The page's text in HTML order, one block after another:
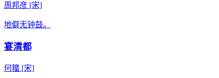
周邦彦 [宋]
地僻无钟鼓。
宴清都
何籀 [宋]